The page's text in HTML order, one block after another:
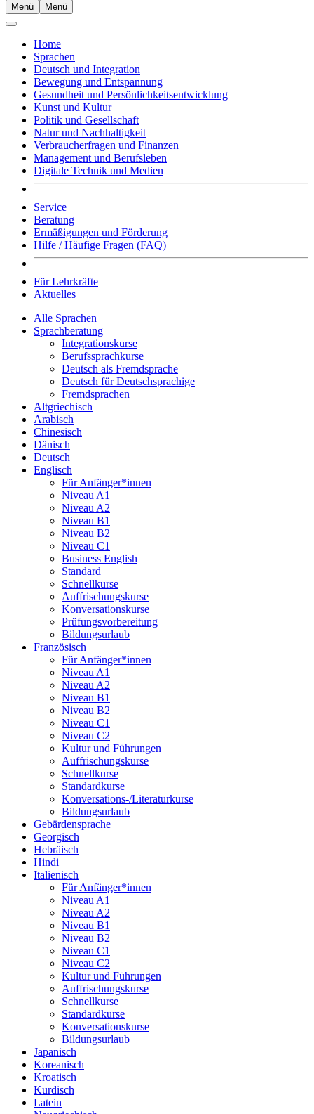
Menü Menü
Home
Sprachen
Deutsch und Integration
Bewegung und Entspannung
Gesundheit und Persönlichkeitsentwicklung
Kunst und Kultur
Politik und Gesellschaft
Natur und Nachhaltigkeit
Verbraucherfragen und Finanzen
Management und Berufsleben
Digitale Technik und Medien
Service
Beratung
Ermäßigungen und Förderung
Hilfe / Häufige Fragen (FAQ)
Für Lehrkräfte
Aktuelles
Alle Sprachen
Sprachberatung
Integrationskurse
Berufssprachkurse
Deutsch als Fremdsprache
Deutsch für Deutschsprachige
Fremdsprachen
Altgriechisch
Arabisch
Chinesisch
Dänisch
Deutsch
Englisch
Für Anfänger*innen
Niveau A1
Niveau A2
Niveau B1
Niveau B2
Niveau C1
Business English
Standard
Schnellkurse
Auffrischungskurse
Konversationskurse
Prüfungsvorbereitung
Bildungsurlaub
Französisch
Für Anfänger*innen
Niveau A1
Niveau A2
Niveau B1
Niveau B2
Niveau C1
Niveau C2
Kultur und Führungen
Auffrischungskurse
Schnellkurse
Standardkurse
Konversations-/Literaturkurse
Bildungsurlaub
Gebärdensprache
Georgisch
Hebräisch
Hindi
Italienisch
Für Anfänger*innen
Niveau A1
Niveau A2
Niveau B1
Niveau B2
Niveau C1
Niveau C2
Kultur und Führungen
Auffrischungskurse
Schnellkurse
Standardkurse
Konversationskurse
Bildungsurlaub
Japanisch
Koreanisch
Kroatisch
Kurdisch
Latein